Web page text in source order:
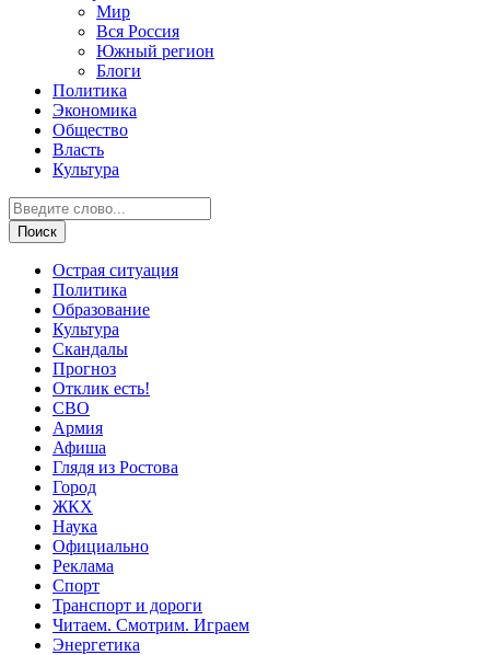
Мир
Вся Россия
Южный регион
Блоги
Политика
Экономика
Общество
Власть
Культура
Острая ситуация
Политика
Образование
Культура
Скандалы
Прогноз
Отклик есть!
СВО
Армия
Афиша
Глядя из Ростова
Город
ЖКХ
Наука
Официально
Реклама
Спорт
Транспорт и дороги
Читаем. Смотрим. Играем
Энергетика